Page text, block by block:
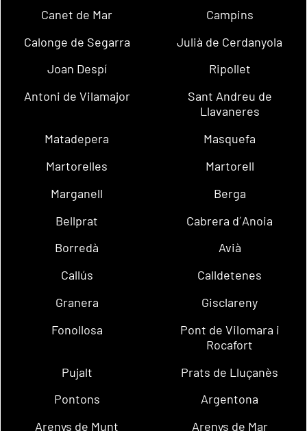
Canet de Mar
Campins
Calonge de Segarra
Julià de Cerdanyola
Joan Despí
Ripollet
Antoni de Vilamajor
Sant Andreu de
Llavaneres
Matadepera
Masquefa
Martorelles
Martorell
Marganell
Berga
Bellprat
Cabrera d´Anoia
Borredà
Avià
Callús
Calldetenes
Granera
Gisclareny
Fonollosa
Pont de Vilomara i
Rocafort
Pujalt
Prats de Lluçanès
Pontons
Argentona
Arenys de Munt
Arenys de Mar